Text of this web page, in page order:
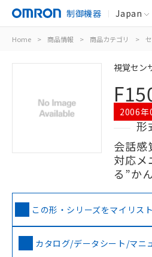
制御機器 Japan
Home > 商品情報 > 商品カテゴリ >
視覚セン
2006年
形
会話感
対応メ
る”か
この形・シリーズをマイリス
カタログ/データシート/マニ